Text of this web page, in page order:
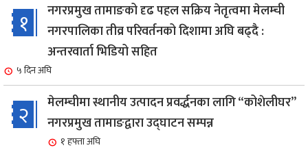
१
नगरप्रमुख तामाङको दृढ पहल सक्रिय नेतृत्वमा मेलम्ची
नगरपालिका तीव्र परिवर्तनको दिशामा अघि बढ्दै :
अन्तरवार्ता भिडियो सहित
५ दिन अघि
२
मेलम्चीमा स्थानीय उत्पादन प्रवर्द्धनका लागि “कोशेलीघर”
नगरप्रमुख तामाङद्वारा उद्घाटन सम्पन्न
१ हफ्ता अघि